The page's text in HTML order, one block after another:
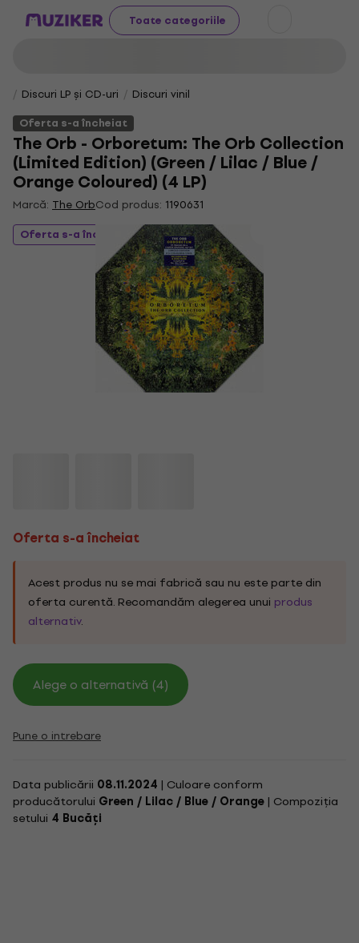
Toate categoriile
Discuri LP și CD-uri
Discuri vinil
Oferta s-a încheiat
The Orb - Orboretum: The Orb Collection
(Limited Edition) (Green / Lilac / Blue /
Orange Coloured) (4 LP)
Marcă: The OrbCod produs: 1190631
Oferta s-a încheiat
Oferta s-a încheiat
Acest produs nu se mai fabrică sau nu este parte din
oferta curentă. Recomandăm alegerea unui produs
alternativ.
Alege o alternativă (4)
Pune o intrebare
Data publicării 08.11.2024 | Culoare conform
producătorului Green / Lilac / Blue / Orange | Compoziția
setului 4 Bucăți